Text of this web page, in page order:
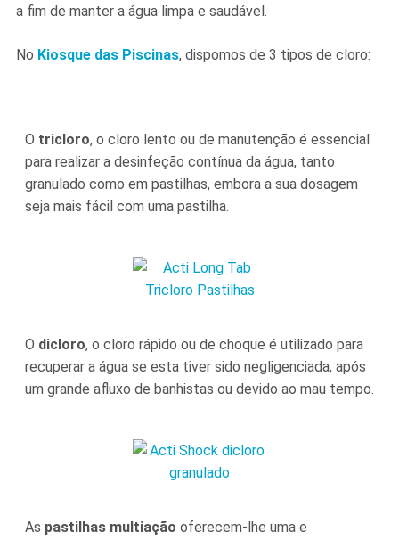
a fim de manter a água limpa e saudável.
No Kiosque das Piscinas, dispomos de 3 tipos de cloro:
O tricloro, o cloro lento ou de manutenção é essencial
para realizar a desinfeção contínua da água, tanto
granulado como em pastilhas, embora a sua dosagem
seja mais fácil com uma pastilha.
O dicloro, o cloro rápido ou de choque é utilizado para
recuperar a água se esta tiver sido negligenciada, após
um grande afluxo de banhistas ou devido ao mau tempo.
As pastilhas multiação oferecem-lhe uma e